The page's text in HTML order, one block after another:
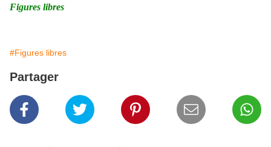
Figures libres
#Figures libres
Partager